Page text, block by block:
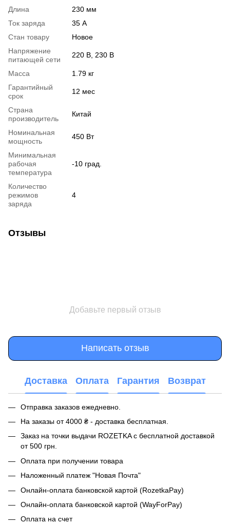
Длина
230 мм
Ток заряда
35 А
Стан товару
Новое
Напряжение
питающей сети
220 В, 230 В
Масса
1.79 кг
Гарантийный
срок
12 мес
Страна
производитель
Китай
Номинальная
мощность
450 Вт
Минимальная
рабочая
температура
-10 град.
Количество
режимов
заряда
4
Отзывы
Добавьте первый отзыв
Написать отзыв
Доставка Оплата Гарантия Возврат
Отправка заказов ежедневно.
На заказы от 4000 ₴ - доставка бесплатная.
Заказ на точки выдачи ROZETKA с бесплатной доставкой
от 500 грн.
Оплата при получении товара
Наложенный платеж "Новая Почта"
Онлайн-оплата банковской картой (RozetkaPay)
Онлайн-оплата банковской картой (WayForPay)
Оплата на счет